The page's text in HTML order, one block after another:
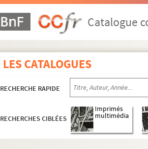
Catalogue
LES CATALOGUES
RECHERCHE RAPIDE
RECHERCHES CIBLÉES
Imprimés
multimédia